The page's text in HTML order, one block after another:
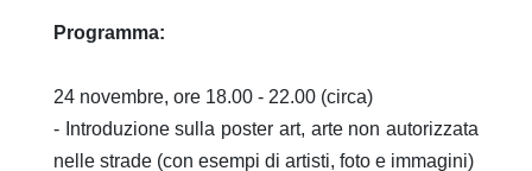
Programma:
24 novembre, ore 18.00 - 22.00 (circa)
- Introduzione sulla poster art, arte non autorizzata
nelle strade (con esempi di artisti, foto e immagini)